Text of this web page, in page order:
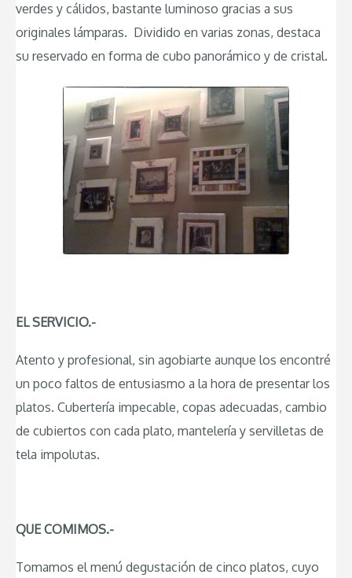
verdes y cálidos, bastante luminoso gracias a sus
originales lámparas. Dividido en varias zonas, destaca
su reservado en forma de cubo panorámico y de cristal.
EL SERVICIO.-
Atento y profesional, sin agobiarte aunque los encontré
un poco faltos de entusiasmo a la hora de presentar los
platos. Cubertería impecable, copas adecuadas, cambio
de cubiertos con cada plato, mantelería y servilletas de
tela impolutas.
QUE COMIMOS.-
Tomamos el menú degustación de cinco platos, cuyo